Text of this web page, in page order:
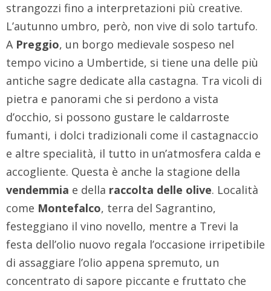
strangozzi fino a interpretazioni più creative.
L’autunno umbro, però, non vive di solo tartufo.
A Preggio, un borgo medievale sospeso nel
tempo vicino a Umbertide, si tiene una delle più
antiche sagre dedicate alla castagna. Tra vicoli di
pietra e panorami che si perdono a vista
d’occhio, si possono gustare le caldarroste
fumanti, i dolci tradizionali come il castagnaccio
e altre specialità, il tutto in un’atmosfera calda e
accogliente. Questa è anche la stagione della
vendemmia e della raccolta delle olive. Località
come Montefalco, terra del Sagrantino,
festeggiano il vino novello, mentre a Trevi la
festa dell’olio nuovo regala l’occasione irripetibile
di assaggiare l’olio appena spremuto, un
concentrato di sapore piccante e fruttato che